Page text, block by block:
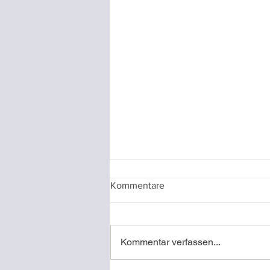
Kommentare
Kommentar verfassen...